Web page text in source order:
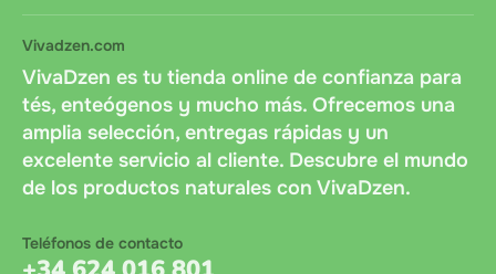
Vivadzen.com
VivaDzen es tu tienda online de confianza para
tés, enteógenos y mucho más. Ofrecemos una
amplia selección, entregas rápidas y un
excelente servicio al cliente. Descubre el mundo
de los productos naturales con VivaDzen.
Teléfonos de contacto